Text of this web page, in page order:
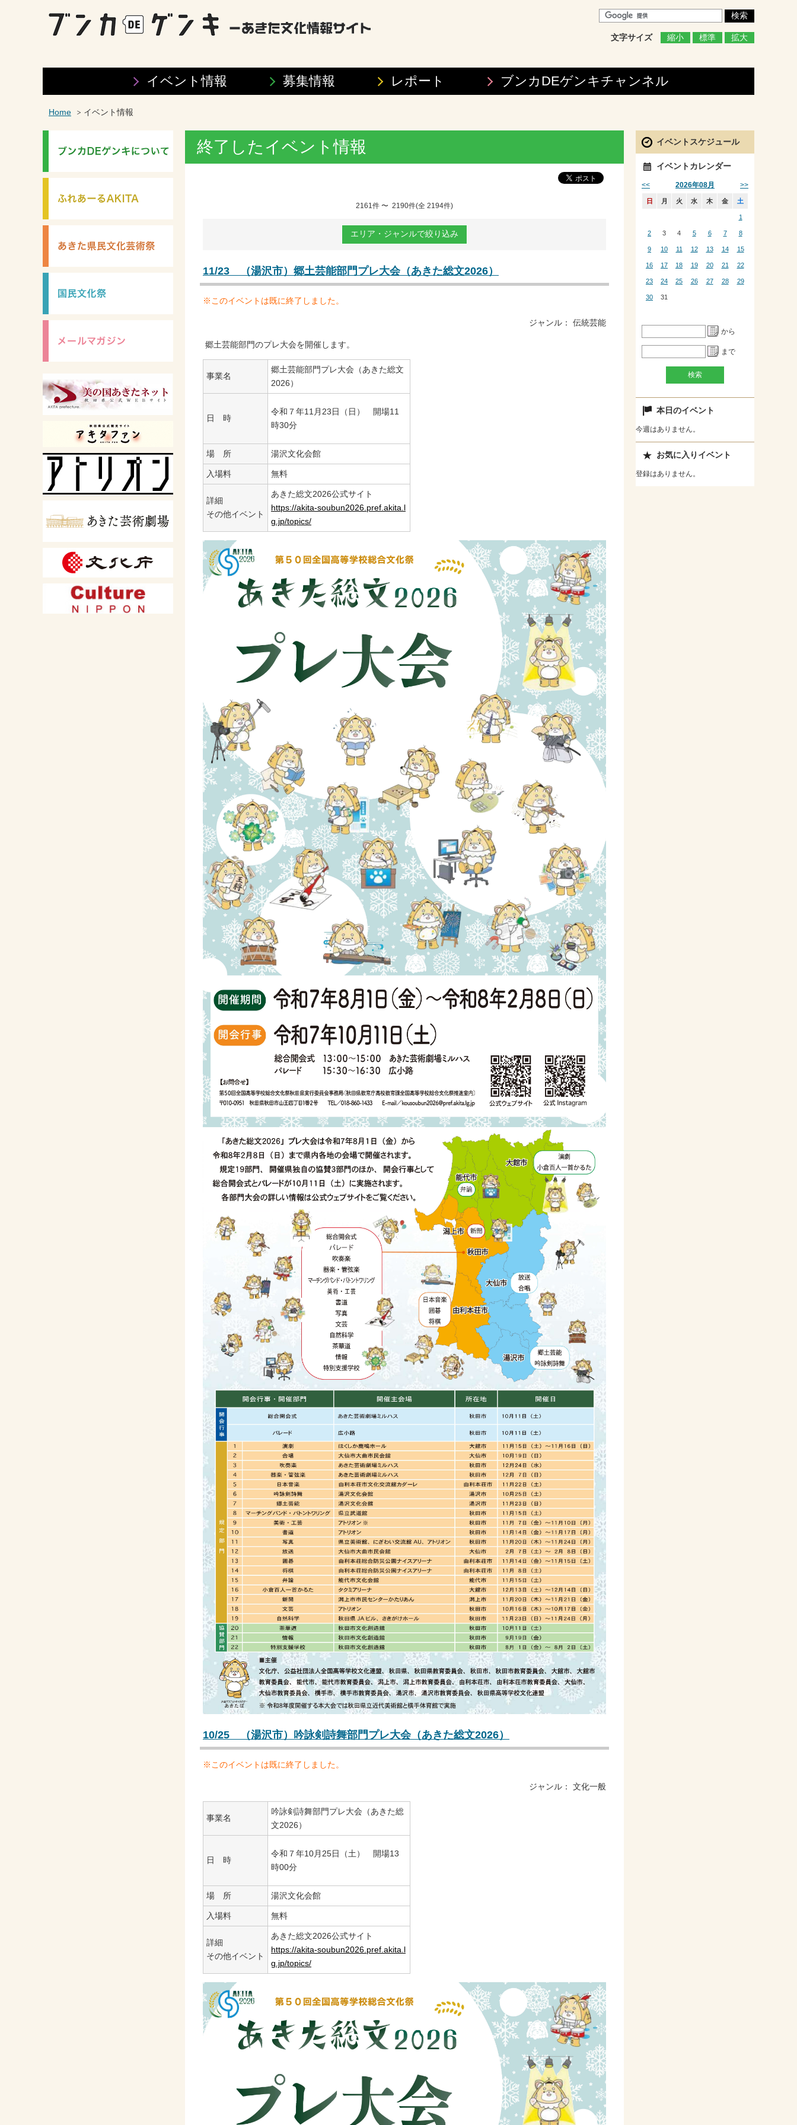
文字サイズ 縮小 標準 拡大
イベント情報 募集情報 レポート ブンカDEゲンキチャンネル
Home イベント情報
終了したイベント情報
2161件 〜 2190件(全 2194件)
11/23 （湯沢市）郷土芸能部門プレ大会（あきた総文2026）
※このイベントは既に終了しました。
ジャンル： 伝統芸能
郷土芸能部門のプレ大会を開催します。
事業名
郷土芸能部門プレ大会（あきた総文
2026）
日 時
令和７年11月23日（日） 開場11
時30分
場 所 湯沢文化会館
入場料 無料
詳細
その他イベント
あきた総文2026公式サイト
https://akita-soubun2026.pref.akita.l
g.jp/topics/
10/25 （湯沢市）吟詠剣詩舞部門プレ大会（あきた総文2026）
※このイベントは既に終了しました。
ジャンル： 文化一般
事業名
吟詠剣詩舞部門プレ大会（あきた総
文2026）
日 時
令和７年10月25日（土） 開場13
時00分
場 所 湯沢文化会館
入場料 無料
詳細
その他イベント
あきた総文2026公式サイト
https://akita-soubun2026.pref.akita.l
g.jp/topics/
イベントスケジュール
イベントカレンダー
2026年08月
<< >>
日 月 火 水 木 金 土
1
2 3 4 5 6 7 8
9 10 11 12 13 14 15
16 17 18 19 20 21 22
23 24 25 26 27 28 29
30 31
から
まで
本日のイベント
今週はありません。
お気に入りイベント
登録はありません。